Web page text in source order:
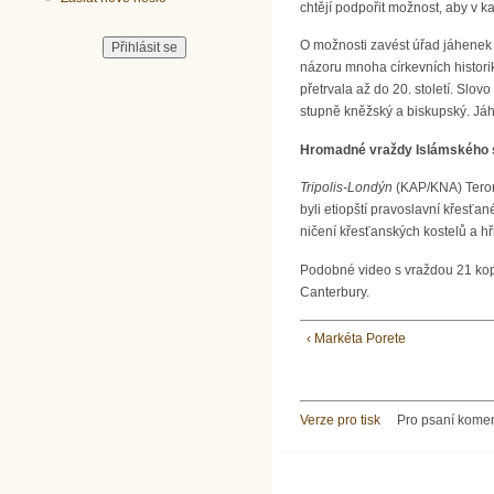
chtějí podpořit možnost, aby v
O možnosti zavést úřad
názoru mnoha církevních
přetrvala až do 20. století.
stupně kněžský a biskupský.
Hromadné vraždy Islámského
Tripolis-Londýn (KAP/KNA)
byli etiopští pravoslavní
ničení křesťanských kostelů a
Podobné video s vraždou 21
Canterbury.
‹ Markéta Porete
Verze pro tisk Pro psaní